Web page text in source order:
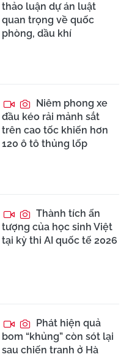
thảo luận dự án luật
quan trọng về quốc
phòng, dầu khí
Niêm phong xe
đầu kéo rải mảnh sắt
trên cao tốc khiến hơn
120 ô tô thủng lốp
Thành tích ấn
tượng của học sinh Việt
tại kỳ thi AI quốc tế 2026
Phát hiện quả
bom “khủng” còn sót lại
sau chiến tranh ở Hà